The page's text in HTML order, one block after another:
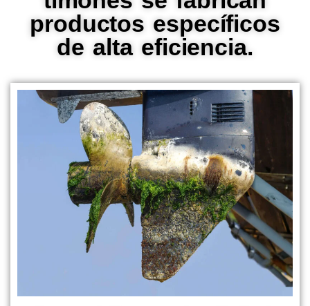
productos específicos
de alta eficiencia.